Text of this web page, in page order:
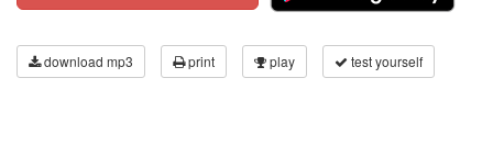
download mp3 print play test yourself